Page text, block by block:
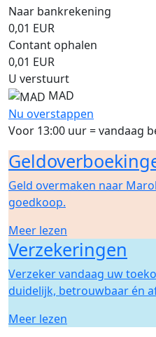
Naar bankrekening
0,01 EUR
Contant ophalen
0,01 EUR
U verstuurt
MAD
Nu overstappen
Voor 13:00 uur = vandaag
Geld overmaken naar
goedkoop.
Meer lezen
Verzekeringen
Verzeker vandaag uw
duidelijk, betrouwbaar én
Meer lezen